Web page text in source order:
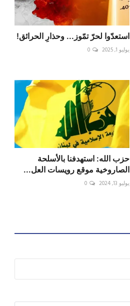
استعدّوا لحرّ تمّوز... وحذارِ الحرائق!
يوليو 1, 2025 0
‏حزب الله: استهدفنا بالأسلحة
الصاروخية موقع رويسات العل...
يوليو 13, 2024 0